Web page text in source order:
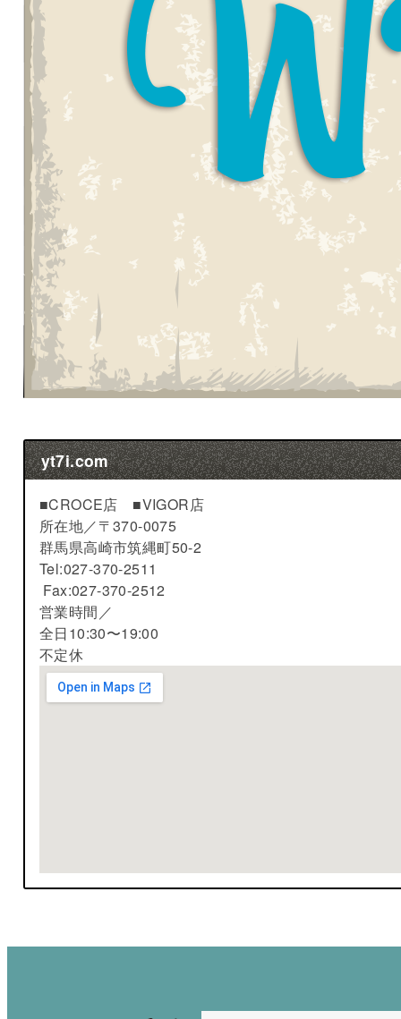
yt7i.com
■CROCE店 ■VIGOR店
所在地／〒370-0075
群馬県高崎市筑縄町50-2
Tel:027-370-2511
Fax:027-370-2512
営業時間／
全日10:30〜19:00
不定休